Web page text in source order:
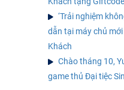
‘Trải nghiệm
dẫn tại máy chủ
Khách
Chào tháng 10,
game thủ Đại tiệc